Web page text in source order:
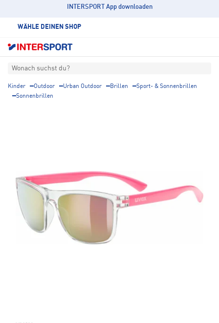
INTERSPORT App downloaden
WÄHLE DEINEN SHOP
Wonach suchst du?
Kinder Outdoor Urban Outdoor Brillen
Sport- & Sonnenbrillen
Sonnenbrillen